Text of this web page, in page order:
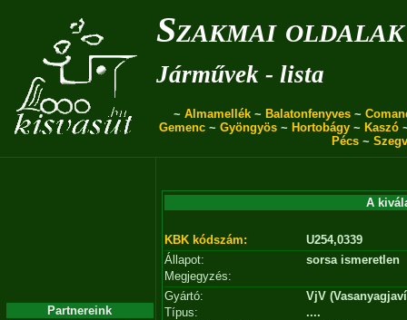
Szakmai oldalak
Járművek - lista
~ Almamellék ~ Balatonfenyves ~
Gemenc ~ Gyöngyös ~ Hortobágy ~ Kaszó
Pécs ~
Partnereink
A
KBK kódszám:
U254,0339
Állapot:
sorsa ismeretlen
Megjegyzés:
Gyártó:
VjV
Típus:
....